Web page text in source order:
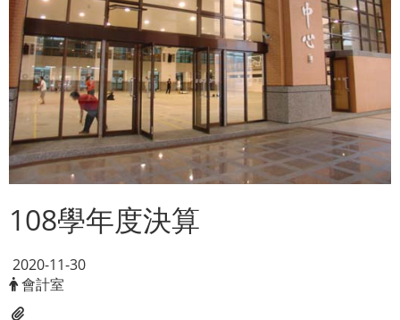
108學年度決算
2020-11-30
會計室